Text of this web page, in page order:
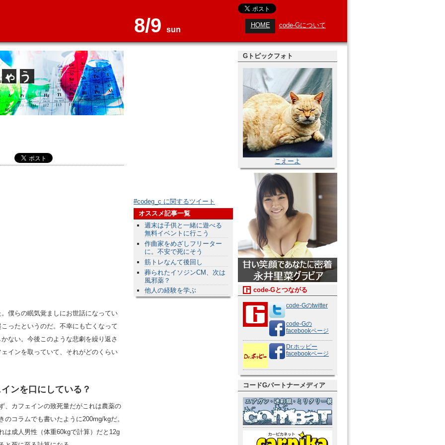
8/9 sun
code-Gについて
HOME
僕らの眠気覚ましにお世話になってい
ったというのだ。不幸にも亡くなって
ない。今後このような悲劇を繰り返さ
インを取っていて、それがどのくらい
ンを口にしている？
、カフェインの致死量だがこれは農薬の
のコラムでも書いたように200mg/kgだ。
は成人男性（体重60kgで計算）だと12g
#codeg_c に関するツイート
オススメ記事一覧
週末は子供と一緒に遊べる
無料イベントに行こう
作曲家をめざしフリーター
に。不安で死にそう
筋トレなんて後回し
葬られたイソジンCM、次は
風邪薬？
他人の経験を学ぶ
Gトピックフォト
こえーよ
code-Gとつながる
code-Gのtwitter
code-Gの
facebookページ
Dr.ホッピー
facebookページ
コードGパートナーメディア